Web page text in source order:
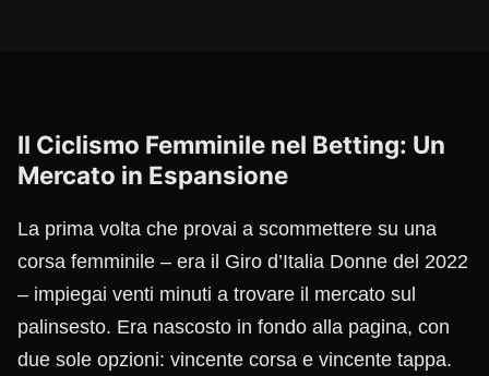
Il Ciclismo Femminile nel Betting: Un
Mercato in Espansione
La prima volta che provai a scommettere su una
corsa femminile – era il Giro d’Italia Donne del 2022
– impiegai venti minuti a trovare il mercato sul
palinsesto. Era nascosto in fondo alla pagina, con
due sole opzioni: vincente corsa e vincente tappa.